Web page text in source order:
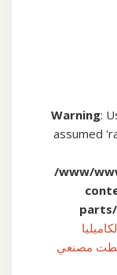
Warning:
assumed
/www/
مصنعي